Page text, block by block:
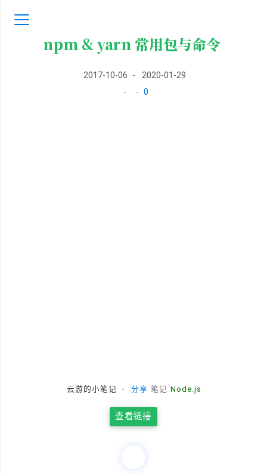
npm & yarn 常用包与命令
2017-10-06 -
2020-01-29
-
- 0
云游的小笔记 - 分享 笔记 Node.js
查看链接